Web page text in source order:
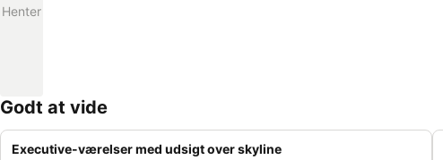
Henter
Godt at vide
Executive-værelser med udsigt over skyline